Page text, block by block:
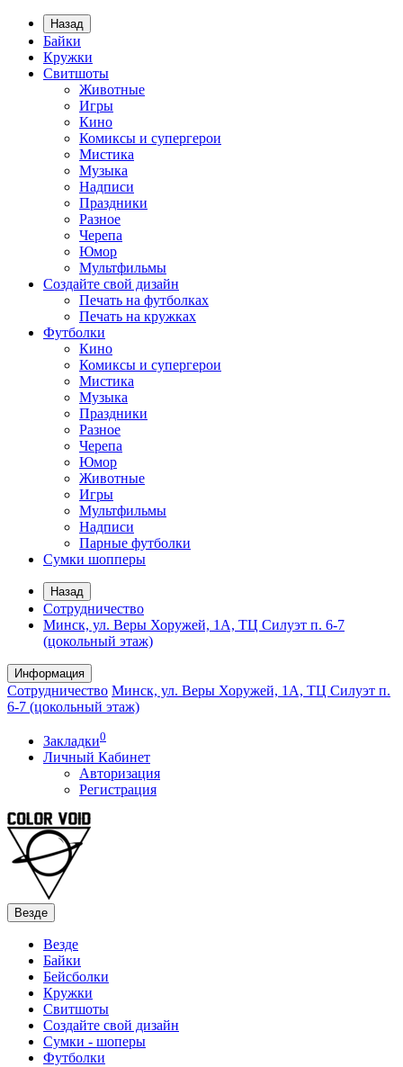
Назад
Байки
Кружки
Свитшоты
Животные
Игры
Кино
Комиксы и супергерои
Мистика
Музыка
Надписи
Праздники
Разное
Черепа
Юмор
Мультфильмы
Создайте свой дизайн
Печать на футболках
Печать на кружках
Футболки
Кино
Комиксы и супергерои
Мистика
Музыка
Праздники
Разное
Черепа
Юмор
Животные
Игры
Мультфильмы
Надписи
Парные футболки
Сумки шопперы
Назад
Сотрудничество
Минск, ул. Веры Хоружей, 1А, ТЦ Силуэт п. 6-7
(цокольный этаж)
Информация
Сотрудничество Минск, ул. Веры Хоружей, 1А, ТЦ Силуэт п.
6-7 (цокольный этаж)
Закладки0
Личный Кабинет
Авторизация
Регистрация
Везде
Везде
Байки
Бейсболки
Кружки
Свитшоты
Создайте свой дизайн
Сумки - шоперы
Футболки